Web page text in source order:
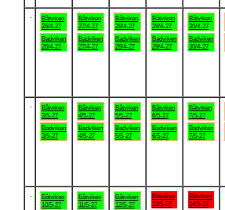
Båtviken
26/4-27
Badviken
26/4-27
Båtviken
27/4-27
Badviken
27/4-27
Båtviken
28/4-27
Badviken
28/4-27
Båtviken
29/4-27
Badviken
29/4-27
Båtviken
30/4-27
Badviken
30/4-27
Båtviken
3/5-27
Badviken
3/5-27
Båtviken
4/5-27
Badviken
4/5-27
Båtviken
5/5-27
Badviken
5/5-27
Båtviken
6/5-27
Badviken
6/5-27
Båtviken
7/5-27
Badviken
7/5-27
Båtviken
10/5-27
Båtviken
11/5-27
Båtviken
12/5-27
Båtviken
13/5-27
Båtviken
14/5-27